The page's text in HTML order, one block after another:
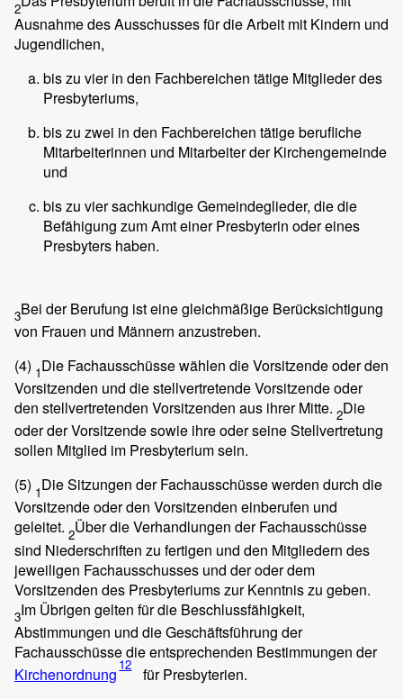
2
Ausnahme des Ausschusses für die Arbeit mit Kindern und
Jugendlichen,
bis zu vier in den Fachbereichen tätige Mitglieder des
Presbyteriums,
bis zu zwei in den Fachbereichen tätige berufliche
Mitarbeiterinnen und Mitarbeiter der Kirchengemeinde
und
bis zu vier sachkundige Gemeindeglieder, die die
Befähigung zum Amt einer Presbyterin oder eines
Presbyters haben.
3Bei der Berufung ist eine gleichmäßige Berücksichtigung
von Frauen und Männern anzustreben.
(4) 1Die Fachausschüsse wählen die Vorsitzende oder den
Vorsitzenden und die stellvertretende Vorsitzende oder
den stellvertretenden Vorsitzenden aus ihrer Mitte. 2Die
oder der Vorsitzende sowie ihre oder seine Stellvertretung
sollen Mitglied im Presbyterium sein.
(5) 1Die Sitzungen der Fachausschüsse werden durch die
Vorsitzende oder den Vorsitzenden einberufen und
geleitet. 2Über die Verhandlungen der Fachausschüsse
sind Niederschriften zu fertigen und den Mitgliedern des
jeweiligen Fachausschusses und der oder dem
Vorsitzenden des Presbyteriums zur Kenntnis zu geben.
3Im Übrigen gelten für die Beschlussfähigkeit,
Abstimmungen und die Geschäftsführung der
Fachausschüsse die entsprechenden Bestimmungen der
Kirchenordnung 12 für Presbyterien.